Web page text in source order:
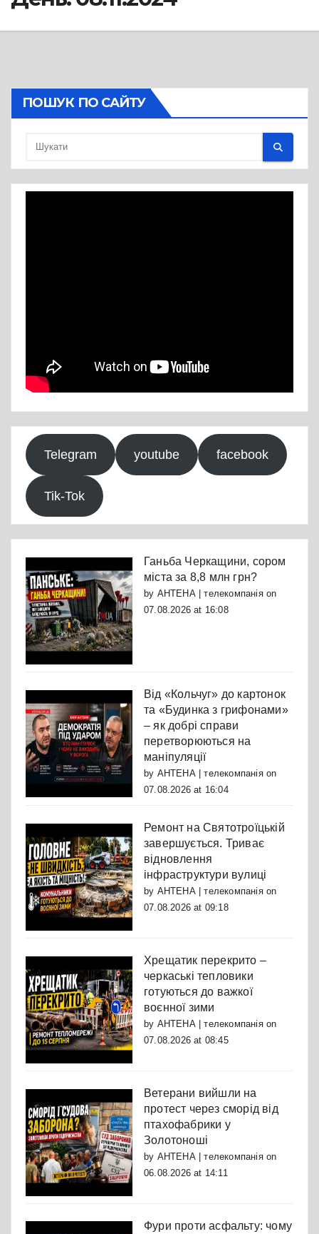
ПОШУК ПО САЙТУ
Telegram youtube facebook
Tik-Tok
Ганьба Черкащини, сором
міста за 8,8 млн грн?
by АНТЕНА | телекомпаніяon
07.08.2026 at 16:08
Від «Кольчуг» до картонок
та «Будинка з грифонами»
– як добрі справи
перетворюються на
маніпуляції
by АНТЕНА | телекомпаніяon
07.08.2026 at 16:04
Ремонт на Святотроїцькій
завершується. Триває
відновлення
інфраструктури вулиці
by АНТЕНА | телекомпаніяon
07.08.2026 at 09:18
Хрещатик перекрито –
черкаські тепловики
готуються до важкої
воєнної зими
by АНТЕНА | телекомпаніяon
07.08.2026 at 08:45
Ветерани вийшли на
протест через сморід від
птахофабрики у
Золотоноші
by АНТЕНА | телекомпаніяon
06.08.2026 at 14:11
Фури проти асфальту: чому